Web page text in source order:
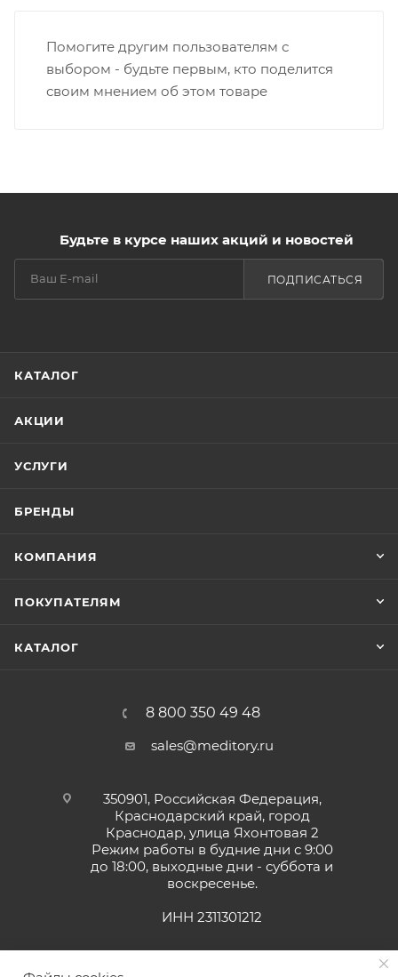
Помогите другим пользователям с
выбором - будьте первым, кто поделится
своим мнением об этом товаре
Будьте в курсе наших акций и новостей
ПОДПИСАТЬСЯ
КАТАЛОГ
АКЦИИ
УСЛУГИ
БРЕНДЫ
КОМПАНИЯ
ПОКУПАТЕЛЯМ
КАТАЛОГ
8 800 350 49 48
sales@meditory.ru
350901, Российская Федерация,
Краснодарский край, город
Краснодар, улица Яхонтовая 2
Режим работы в будние дни с 9:00
до 18:00, выходные дни - суббота и
воскресенье.
ИНН 2311301212